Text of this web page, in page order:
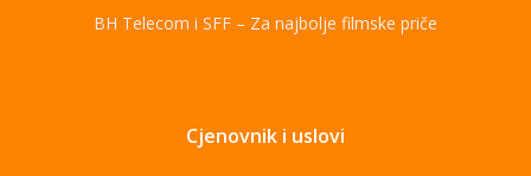
BH Telecom i SFF – Za najbolje filmske priče
Cjenovnik i uslovi